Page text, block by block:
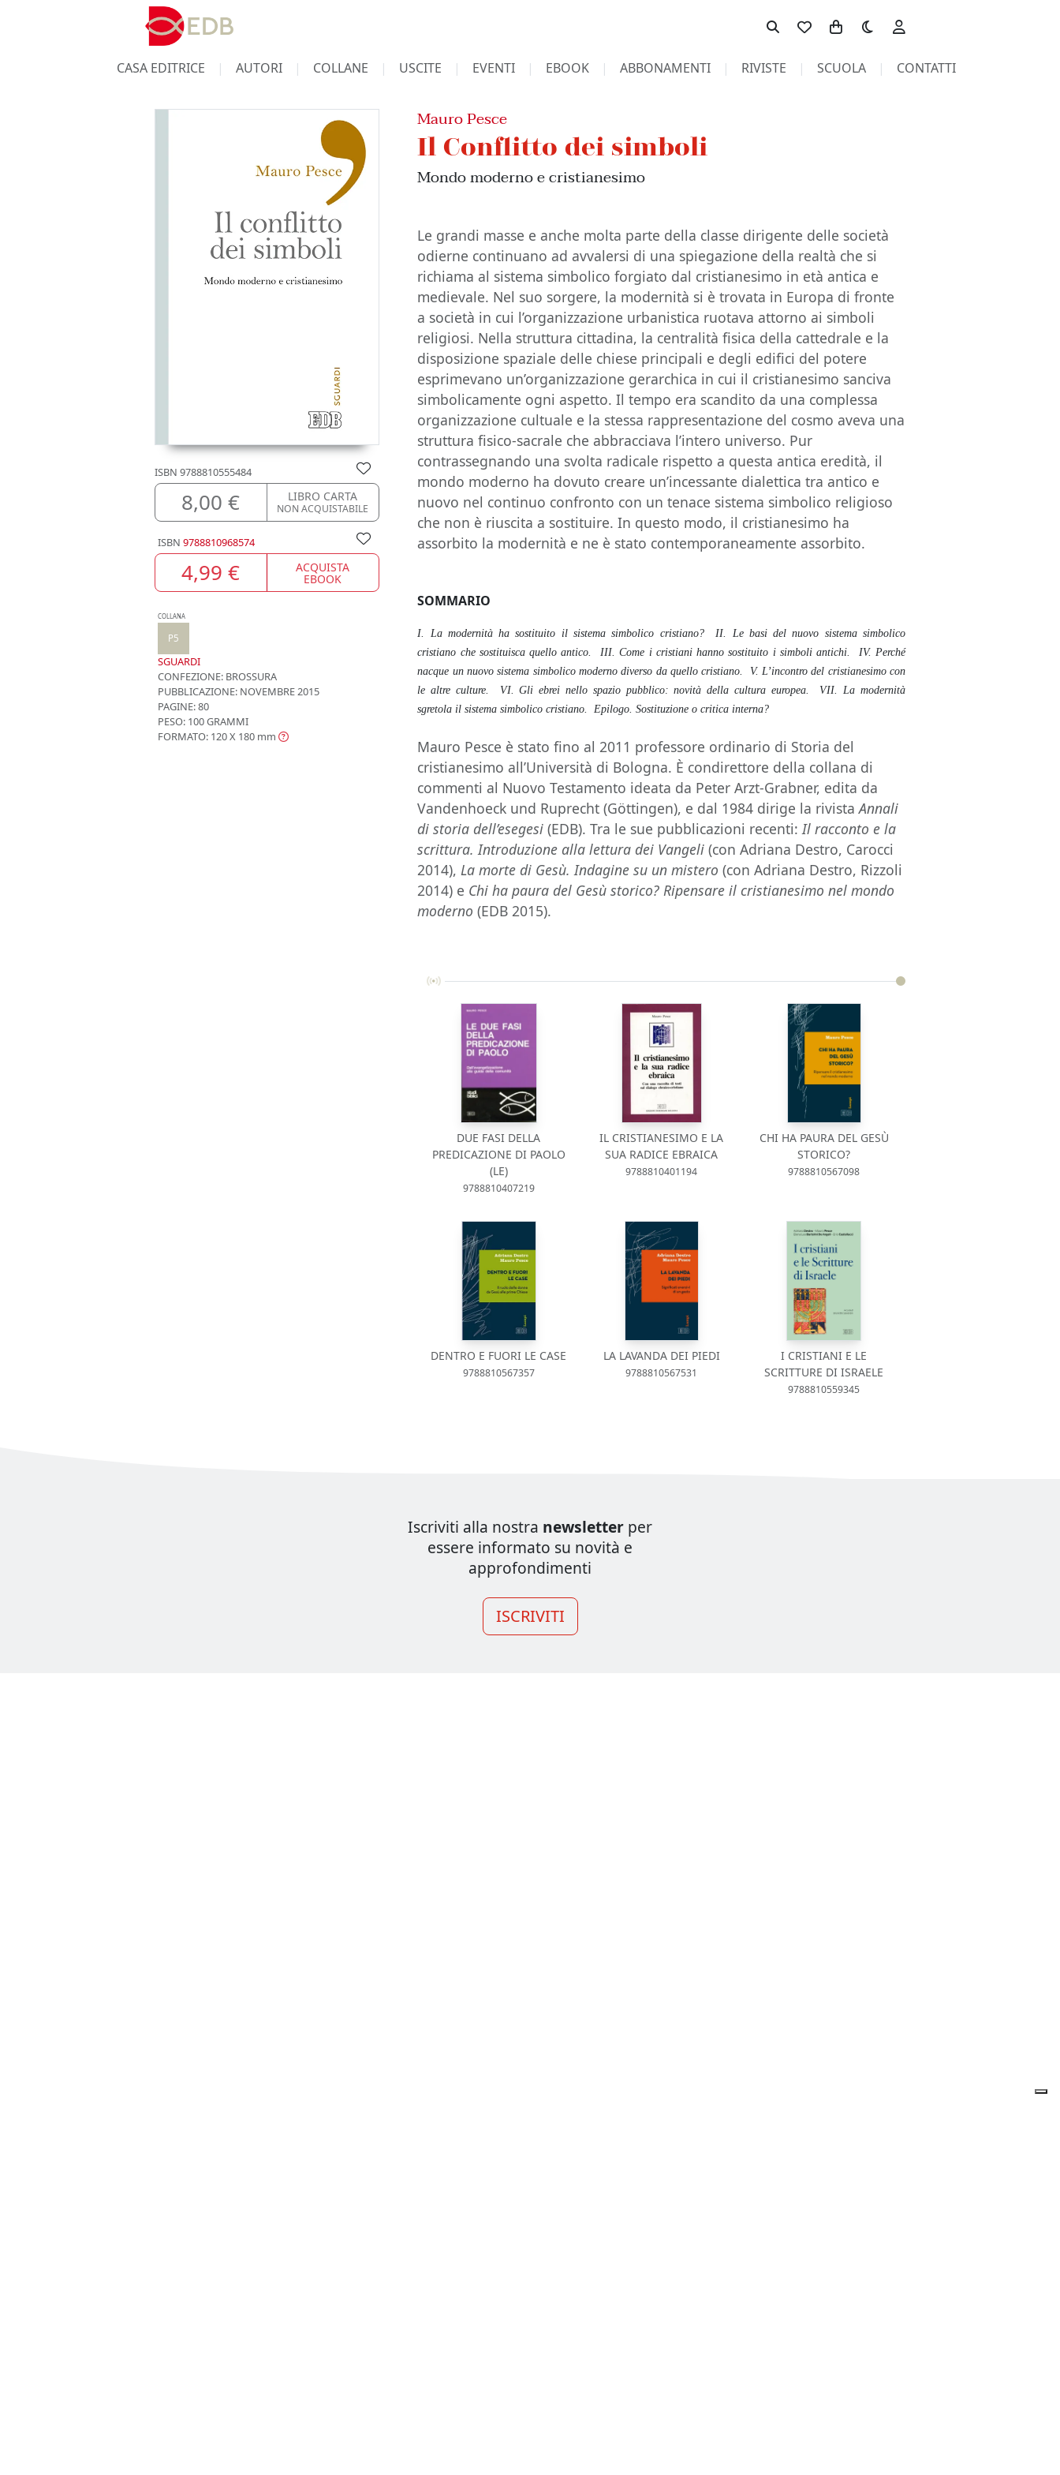
Toggle theme
CASA EDITRICE AUTORI COLLANE USCITE EVENTI EBOOK ABBONAMENTI RIVISTE SCUOLA CONTATTI
ISBN 9788810555484
8,00 € LIBRO CARTA
NON ACQUISTABILE
ISBN 9788810968574
4,99 € ACQUISTA
EBOOK
COLLANA
P5
SGUARDI
CONFEZIONE: BROSSURA
PUBBLICAZIONE: NOVEMBRE 2015
PAGINE: 80
PESO: 100 GRAMMI
FORMATO: 120 X 180 mm
Mauro Pesce
Il Conflitto dei simboli
Mondo moderno e cristianesimo
Le grandi masse e anche molta parte della classe dirigente delle società
odierne continuano ad avvalersi di una spiegazione della realtà che si
richiama al sistema simbolico forgiato dal cristianesimo in età antica e
medievale. Nel suo sorgere, la modernità si è trovata in Europa di fronte
a società in cui l’organizzazione urbanistica ruotava attorno ai simboli
religiosi. Nella struttura cittadina, la centralità fisica della cattedrale e la
disposizione spaziale delle chiese principali e degli edifici del potere
esprimevano un’organizzazione gerarchica in cui il cristianesimo sanciva
simbolicamente ogni aspetto. Il tempo era scandito da una complessa
organizzazione cultuale e la stessa rappresentazione del cosmo aveva una
struttura fisico-sacrale che abbracciava l’intero universo. Pur
contrassegnando una svolta radicale rispetto a questa antica eredità, il
mondo moderno ha dovuto creare un’incessante dialettica tra antico e
nuovo nel continuo confronto con un tenace sistema simbolico religioso
che non è riuscita a sostituire. In questo modo, il cristianesimo ha
assorbito la modernità e ne è stato contemporaneamente assorbito.
SOMMARIO
I. La modernità ha sostituito il sistema simbolico cristiano? II. Le basi del nuovo sistema simbolico
cristiano che sostituisca quello antico. III. Come i cristiani hanno sostituito i simboli antichi. IV. Perché
nacque un nuovo sistema simbolico moderno diverso da quello cristiano. V. L’incontro del cristianesimo con
le altre culture. VI. Gli ebrei nello spazio pubblico: novità della cultura europea. VII. La modernità
sgretola il sistema simbolico cristiano. Epilogo. Sostituzione o critica interna?
Mauro Pesce è stato fino al 2011 professore ordinario di Storia del
cristianesimo all’Università di Bologna. È condirettore della collana di
commenti al Nuovo Testamento ideata da Peter Arzt-Grabner, edita da
Vandenhoeck und Ruprecht (Göttingen), e dal 1984 dirige la rivistaAnnali
di storia dell’esegesi (EDB). Tra le sue pubblicazioni recenti:Il racconto e la
scrittura. Introduzione alla lettura dei Vangeli (con Adriana Destro, Carocci
2014),La morte di Gesù. Indagine su un mistero (con Adriana Destro, Rizzoli
2014) e Chi ha paura del Gesù storico? Ripensare il cristianesimo nel mondo
moderno (EDB 2015).
DUE FASI DELLA
PREDICAZIONE DI PAOLO
(LE)
9788810407219
IL CRISTIANESIMO E LA
SUA RADICE EBRAICA
9788810401194
CHI HA PAURA DEL GESÙ
STORICO?
9788810567098
DENTRO E FUORI LE CASE
9788810567357
LA LAVANDA DEI PIEDI
9788810567531
I CRISTIANI E LE
SCRITTURE DI ISRAELE
9788810559345
Iscriviti alla nostra newsletter per
essere informato su novità e
approfondimenti
ISCRIVITI